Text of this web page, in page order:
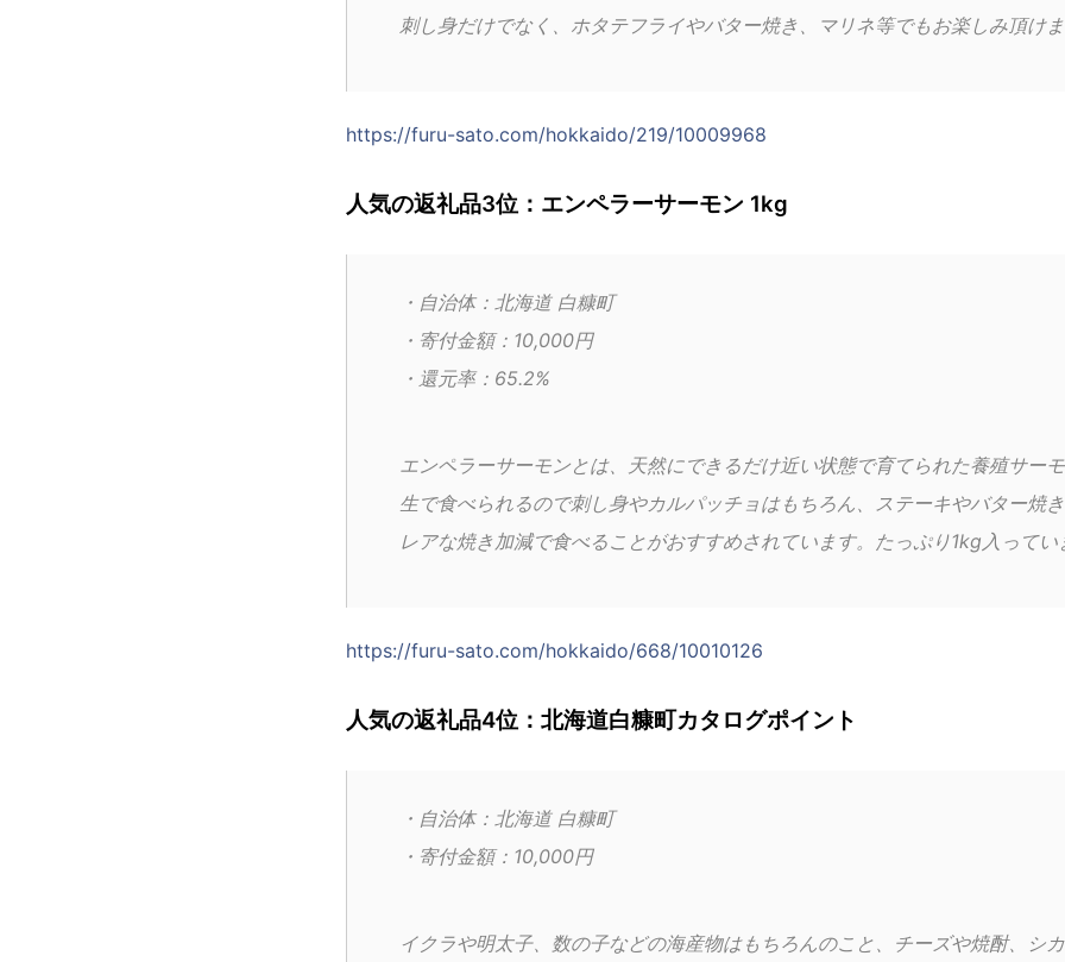
刺し身だけでなく、ホタテフライやバター焼き、マリネ等でもお楽しみ頂け
https://furu-sato.com/hokkaido/219/10009968
人気の返礼品3位：エンペラーサーモン 1kg
・自治体：北海道 白糠町
・寄付金額：10,000円
・還元率：65.2%
エンペラーサーモンとは、天然にできるだけ近い状態で育てられた養殖サー
生で食べられるので刺し身やカルパッチョはもちろん、ステーキやバター焼
レアな焼き加減で食べることがおすすめされています。たっぷり1kg入ってい
https://furu-sato.com/hokkaido/668/10010126
人気の返礼品4位：北海道白糠町カタログポイント
・自治体：北海道 白糠町
・寄付金額：10,000円
イクラや明太子、数の子などの海産物はもちろんのこと、チーズや焼酎、シ